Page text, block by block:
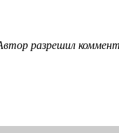
разрешил